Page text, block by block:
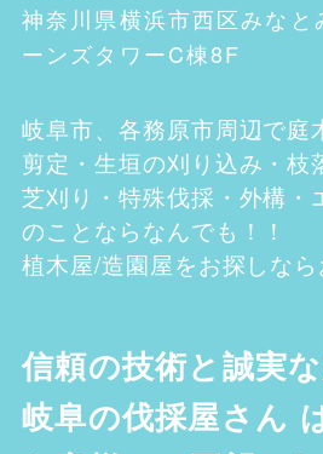
神奈川県横浜市西区みな
ーンズタワーC棟8F
岐阜市、各務原市周辺で庭
剪定・生垣の刈り込み・枝
芝刈り・特殊伐採・外構・
のことならなんでも！！
植木屋/造園屋をお探しなら
信頼の技術と誠実
岐阜の伐採屋さん